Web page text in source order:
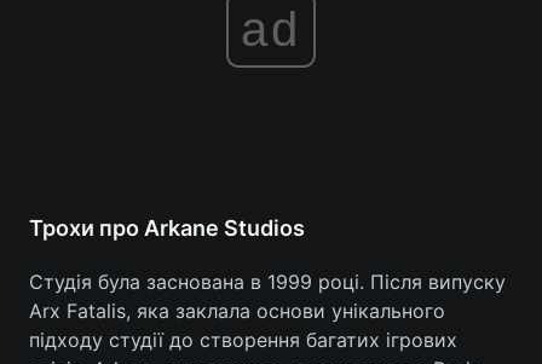
ad
Трохи про Arkane Studios
Студія була заснована в 1999 році. Після випуску
Arx Fatalis, яка заклала основи унікального
підходу студії до створення багатих ігрових